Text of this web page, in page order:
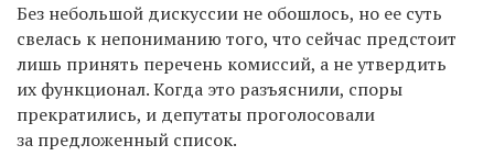
Без небольшой дискуссии не обошлось, но ее суть
свелась к непониманию того, что сейчас предстоит
лишь принять перечень комиссий, а не утвердить
их функционал. Когда это разъяснили, споры
прекратились, и депутаты проголосовали
за предложенный список.